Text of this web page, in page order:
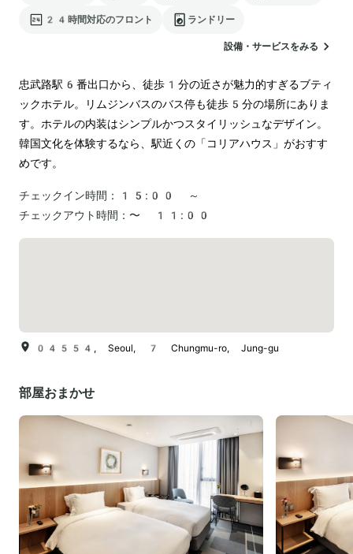
24時間対応のフロント ランドリー
設備・サービスをみる
忠武路駅6番出口から、徒歩1分の近さが魅力的すぎるブティ
ックホテル。リムジンバスのバス停も徒歩5分の場所にありま
す。ホテルの内装はシンプルかつスタイリッシュなデザイン。
韓国文化を体験するなら、駅近くの「コリアハウス」がおすす
めです。
チェックイン時間：
15:00 ～
チェックアウト時間： 〜 11:00
04554, Seoul, 7 Chungmu-ro, Jung-gu
部屋おまかせ